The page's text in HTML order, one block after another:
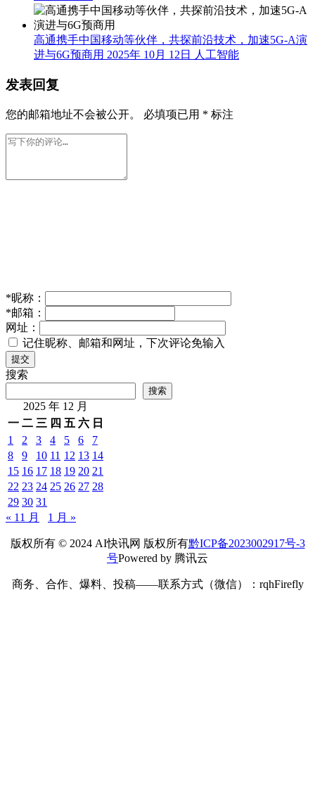
高通携手中国移动等伙伴，共探前沿技术，加速5G-A演
进与6G预商用 2025年 10月 12日 人工智能
发表回复
您的邮箱地址不会被公开。 必填项已用 * 标注
*昵称：
*邮箱：
网址：
记住昵称、邮箱和网址，下次评论免输入
提交
搜索
搜索
2025 年 12 月
一 二 三 四 五 六 日
1
2 3 4 5 6
7
8
9 10 11 12 13 14
15 16 17 18 19 20 21
22 23 24 25 26 27 28
29 30 31
« 11 月
1 月 »
版权所有 © 2024 AI快讯网 版权所有黔ICP备2023002917号-3
号Powered by 腾讯云
商务、合作、爆料、投稿——联系方式（微信）：rqhFirefly